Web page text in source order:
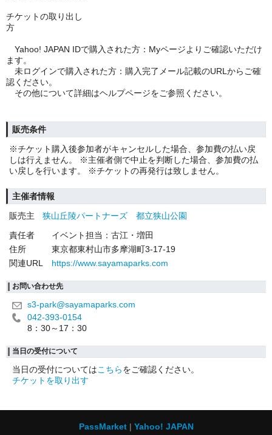
チケットの取り出し
方
Yahoo! JAPAN IDで購入された方：Myページよりご確認いただけ
ます。
未ログインで購入された方：購入完了メール記載のURLからご確
認ください。
その他について詳細はヘルプページをご参照ください。
販売条件
※チケット購入後参加者がキャンセルした場合、参加費の払い戻
しは行えません。 ※主催者側で中止を判断した場合、参加費の払
い戻しを行います。 ※チケットの再発行は致しません。
主催者情報
販売主
狭山丘陵パートナーズ 都立狭山公園
責任者
イベント担当：古江・増田
住所
東京都東村山市多摩湖町3-17-19
関連URL
https://www.sayamaparks.com
お問い合わせ先
s3-park@sayamaparks.com
042-393-0154
8：30～17：30
当日の受付について
当日の受付についてはこちらをご確認ください。
チケットを取り出す
PassMarket Yahoo! JAPAN